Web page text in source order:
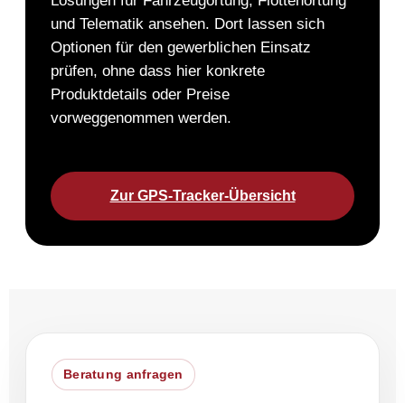
und Telematik ansehen. Dort lassen sich
Optionen für den gewerblichen Einsatz
prüfen, ohne dass hier konkrete
Produktdetails oder Preise
vorweggenommen werden.
Zur GPS-Tracker-Übersicht
Beratung anfragen